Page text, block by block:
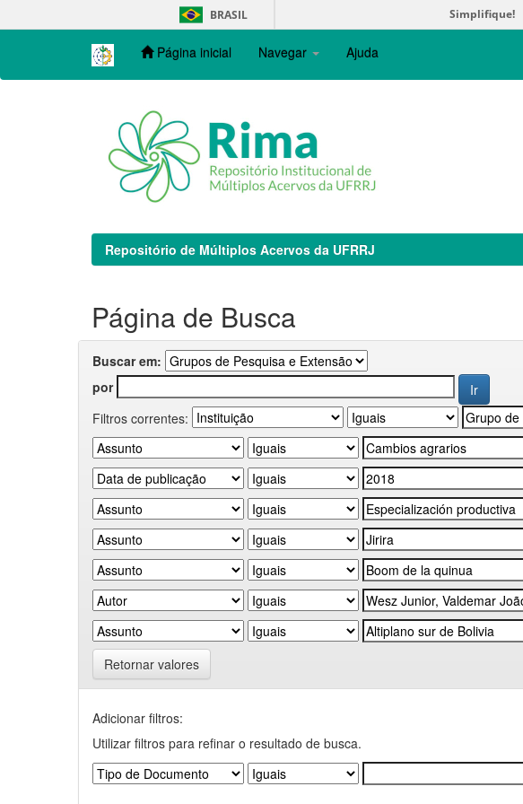
navigation
BRASIL Simplifique!
Página inicial Navegar Ajuda
Repositório de Múltiplos Acervos da UFRRJ
Página de Busca
Buscar em:
por
Filtros correntes:
Retornar valores
Adicionar filtros:
Utilizar filtros para refinar o resultado de busca.